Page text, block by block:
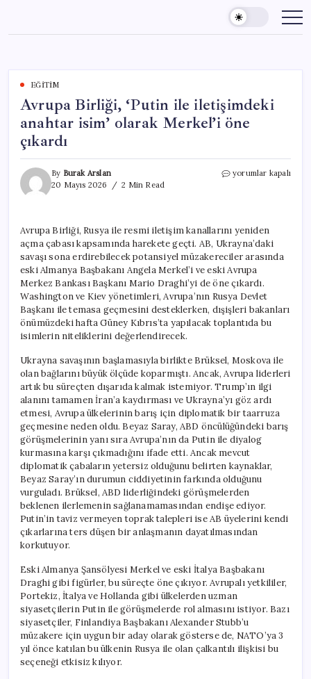
content
EĞITIM
Avrupa Birliği, ‘Putin ile iletişimdeki
anahtar isim’ olarak Merkel’i öne
çıkardı
By Burak Arslan
20 Mayıs 2026
2 Min Read
Avrupa
anahtar
isim’
olarak
Merkel’i
öne
çıkardı
için
yorumlar kapalı
Avrupa Birliği, Rusya ile resmi iletişim kanallarını yeniden
açma çabası kapsamında harekete geçti. AB, Ukrayna’daki
savaşı sona erdirebilecek potansiyel müzakereciler arasında
eski Almanya Başbakanı Angela Merkel’i ve eski Avrupa
Merkez Bankası Başkanı Mario Draghi’yi de öne çıkardı.
Washington ve Kiev yönetimleri, Avrupa’nın Rusya Devlet
Başkanı ile temasa geçmesini desteklerken, dışişleri bakanları
önümüzdeki hafta Güney Kıbrıs’ta yapılacak toplantıda bu
isimlerin niteliklerini değerlendirecek.
Ukrayna savaşının başlamasıyla birlikte Brüksel, Moskova ile
olan bağlarını büyük ölçüde koparmıştı. Ancak, Avrupa liderleri
artık bu süreçten dışarıda kalmak istemiyor. Trump’ın ilgi
alanını tamamen İran’a kaydırması ve Ukrayna’yı göz ardı
etmesi, Avrupa ülkelerinin barış için diplomatik bir taarruza
geçmesine neden oldu. Beyaz Saray, ABD öncülüğündeki barış
görüşmelerinin yanı sıra Avrupa’nın da Putin ile diyalog
kurmasına karşı çıkmadığını ifade etti. Ancak mevcut
diplomatik çabaların yetersiz olduğunu belirten kaynaklar,
Beyaz Saray’ın durumun ciddiyetinin farkında olduğunu
vurguladı. Brüksel, ABD liderliğindeki görüşmelerden
beklenen ilerlemenin sağlanamamasından endişe ediyor.
Putin’in taviz vermeyen toprak talepleri ise AB üyelerini kendi
çıkarlarına ters düşen bir anlaşmanın dayatılmasından
korkutuyor.
Eski Almanya Şansölyesi Merkel ve eski İtalya Başbakanı
Draghi gibi figürler, bu süreçte öne çıkıyor. Avrupalı yetkililer,
Portekiz, İtalya ve Hollanda gibi ülkelerden uzman
siyasetçilerin Putin ile görüşmelerde rol almasını istiyor. Bazı
siyasetçiler, Finlandiya Başbakanı Alexander Stubb’u
müzakere için uygun bir aday olarak gösterse de, NATO’ya 3
yıl önce katılan bu ülkenin Rusya ile olan çalkantılı ilişkisi bu
seçeneği etkisiz kılıyor.